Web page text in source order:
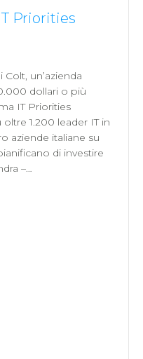
Priorities
un’azienda
dollari o più
IT Priorities
1.200 leader IT in
aziende italiane su
di investire
–…